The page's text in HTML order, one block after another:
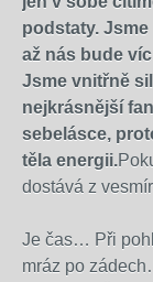
podstaty.
až nás bude
Jsme vnitřně
nejkrásnější
sebelásce,
těla energii.
dostává z
Je čas… Při
mráz po